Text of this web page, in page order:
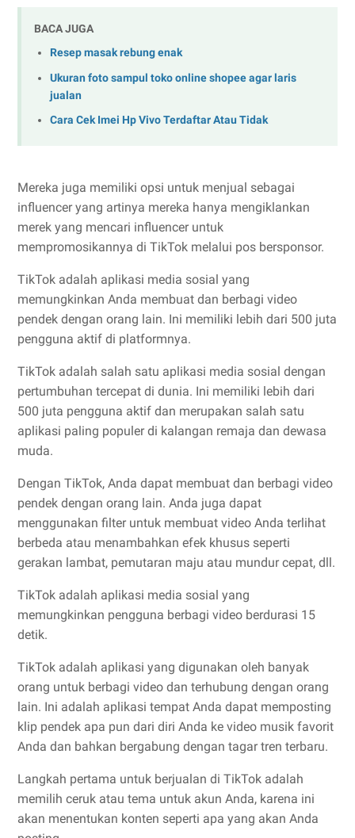
BACA JUGA
Resep masak rebung enak
Ukuran foto sampul toko online shopee agar laris
jualan
Cara Cek Imei Hp Vivo Terdaftar Atau Tidak
Mereka juga memiliki opsi untuk menjual sebagai
influencer yang artinya mereka hanya mengiklankan
merek yang mencari influencer untuk
mempromosikannya di TikTok melalui pos bersponsor.
TikTok adalah aplikasi media sosial yang
memungkinkan Anda membuat dan berbagi video
pendek dengan orang lain. Ini memiliki lebih dari 500 juta
pengguna aktif di platformnya.
TikTok adalah salah satu aplikasi media sosial dengan
pertumbuhan tercepat di dunia. Ini memiliki lebih dari
500 juta pengguna aktif dan merupakan salah satu
aplikasi paling populer di kalangan remaja dan dewasa
muda.
Dengan TikTok, Anda dapat membuat dan berbagi video
pendek dengan orang lain. Anda juga dapat
menggunakan filter untuk membuat video Anda terlihat
berbeda atau menambahkan efek khusus seperti
gerakan lambat, pemutaran maju atau mundur cepat, dll.
TikTok adalah aplikasi media sosial yang
memungkinkan pengguna berbagi video berdurasi 15
detik.
TikTok adalah aplikasi yang digunakan oleh banyak
orang untuk berbagi video dan terhubung dengan orang
lain. Ini adalah aplikasi tempat Anda dapat memposting
klip pendek apa pun dari diri Anda ke video musik favorit
Anda dan bahkan bergabung dengan tagar tren terbaru.
Langkah pertama untuk berjualan di TikTok adalah
memilih ceruk atau tema untuk akun Anda, karena ini
akan menentukan konten seperti apa yang akan Anda